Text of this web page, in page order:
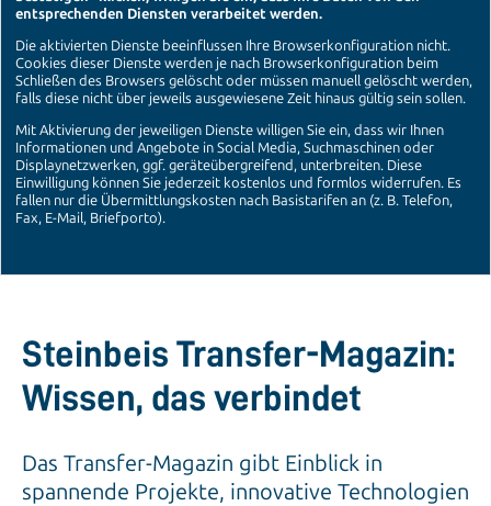
Steinbeis Transfer-Magazin:
Wissen, das verbindet
Das Transfer-Magazin gibt Einblick in
spannende Projekte, innovative Technologien